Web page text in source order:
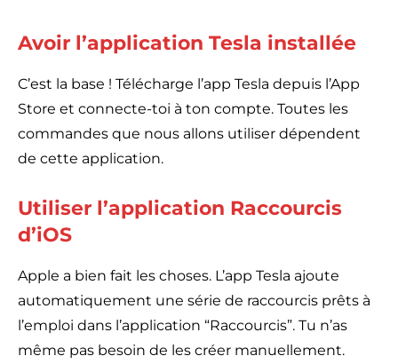
Avoir l’application Tesla installée
C’est la base ! Télécharge l’app Tesla depuis l’App
Store et connecte-toi à ton compte. Toutes les
commandes que nous allons utiliser dépendent
de cette application.
Utiliser l’application Raccourcis
d’iOS
Apple a bien fait les choses. L’app Tesla ajoute
automatiquement une série de raccourcis prêts à
l’emploi dans l’application “Raccourcis”. Tu n’as
même pas besoin de les créer manuellement.